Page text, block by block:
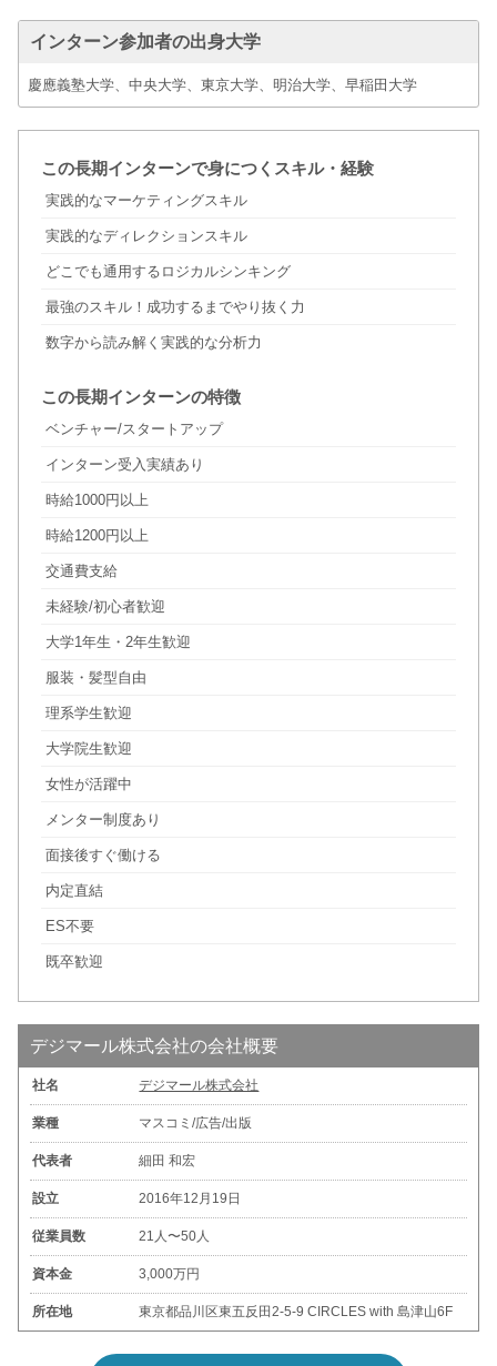
インターン参加者の出身大学
慶應義塾大学、中央大学、東京大学、明治大学、早稲田大学
この長期インターンで身につくスキル・経験
実践的なマーケティングスキル
実践的なディレクションスキル
どこでも通用するロジカルシンキング
最強のスキル！成功するまでやり抜く力
数字から読み解く実践的な分析力
この長期インターンの特徴
ベンチャー/スタートアップ
インターン受入実績あり
時給1000円以上
時給1200円以上
交通費支給
未経験/初心者歓迎
大学1年生・2年生歓迎
服装・髪型自由
理系学生歓迎
大学院生歓迎
女性が活躍中
メンター制度あり
面接後すぐ働ける
内定直結
ES不要
既卒歓迎
デジマール株式会社の会社概要
社名 デジマール株式会社
業種 マスコミ/広告/出版
代表者 細田 和宏
設立 2016年12月19日
従業員数 21人〜50人
資本金 3,000万円
所在地 東京都品川区東五反田2-5-9 CIRCLES with 島津山6F